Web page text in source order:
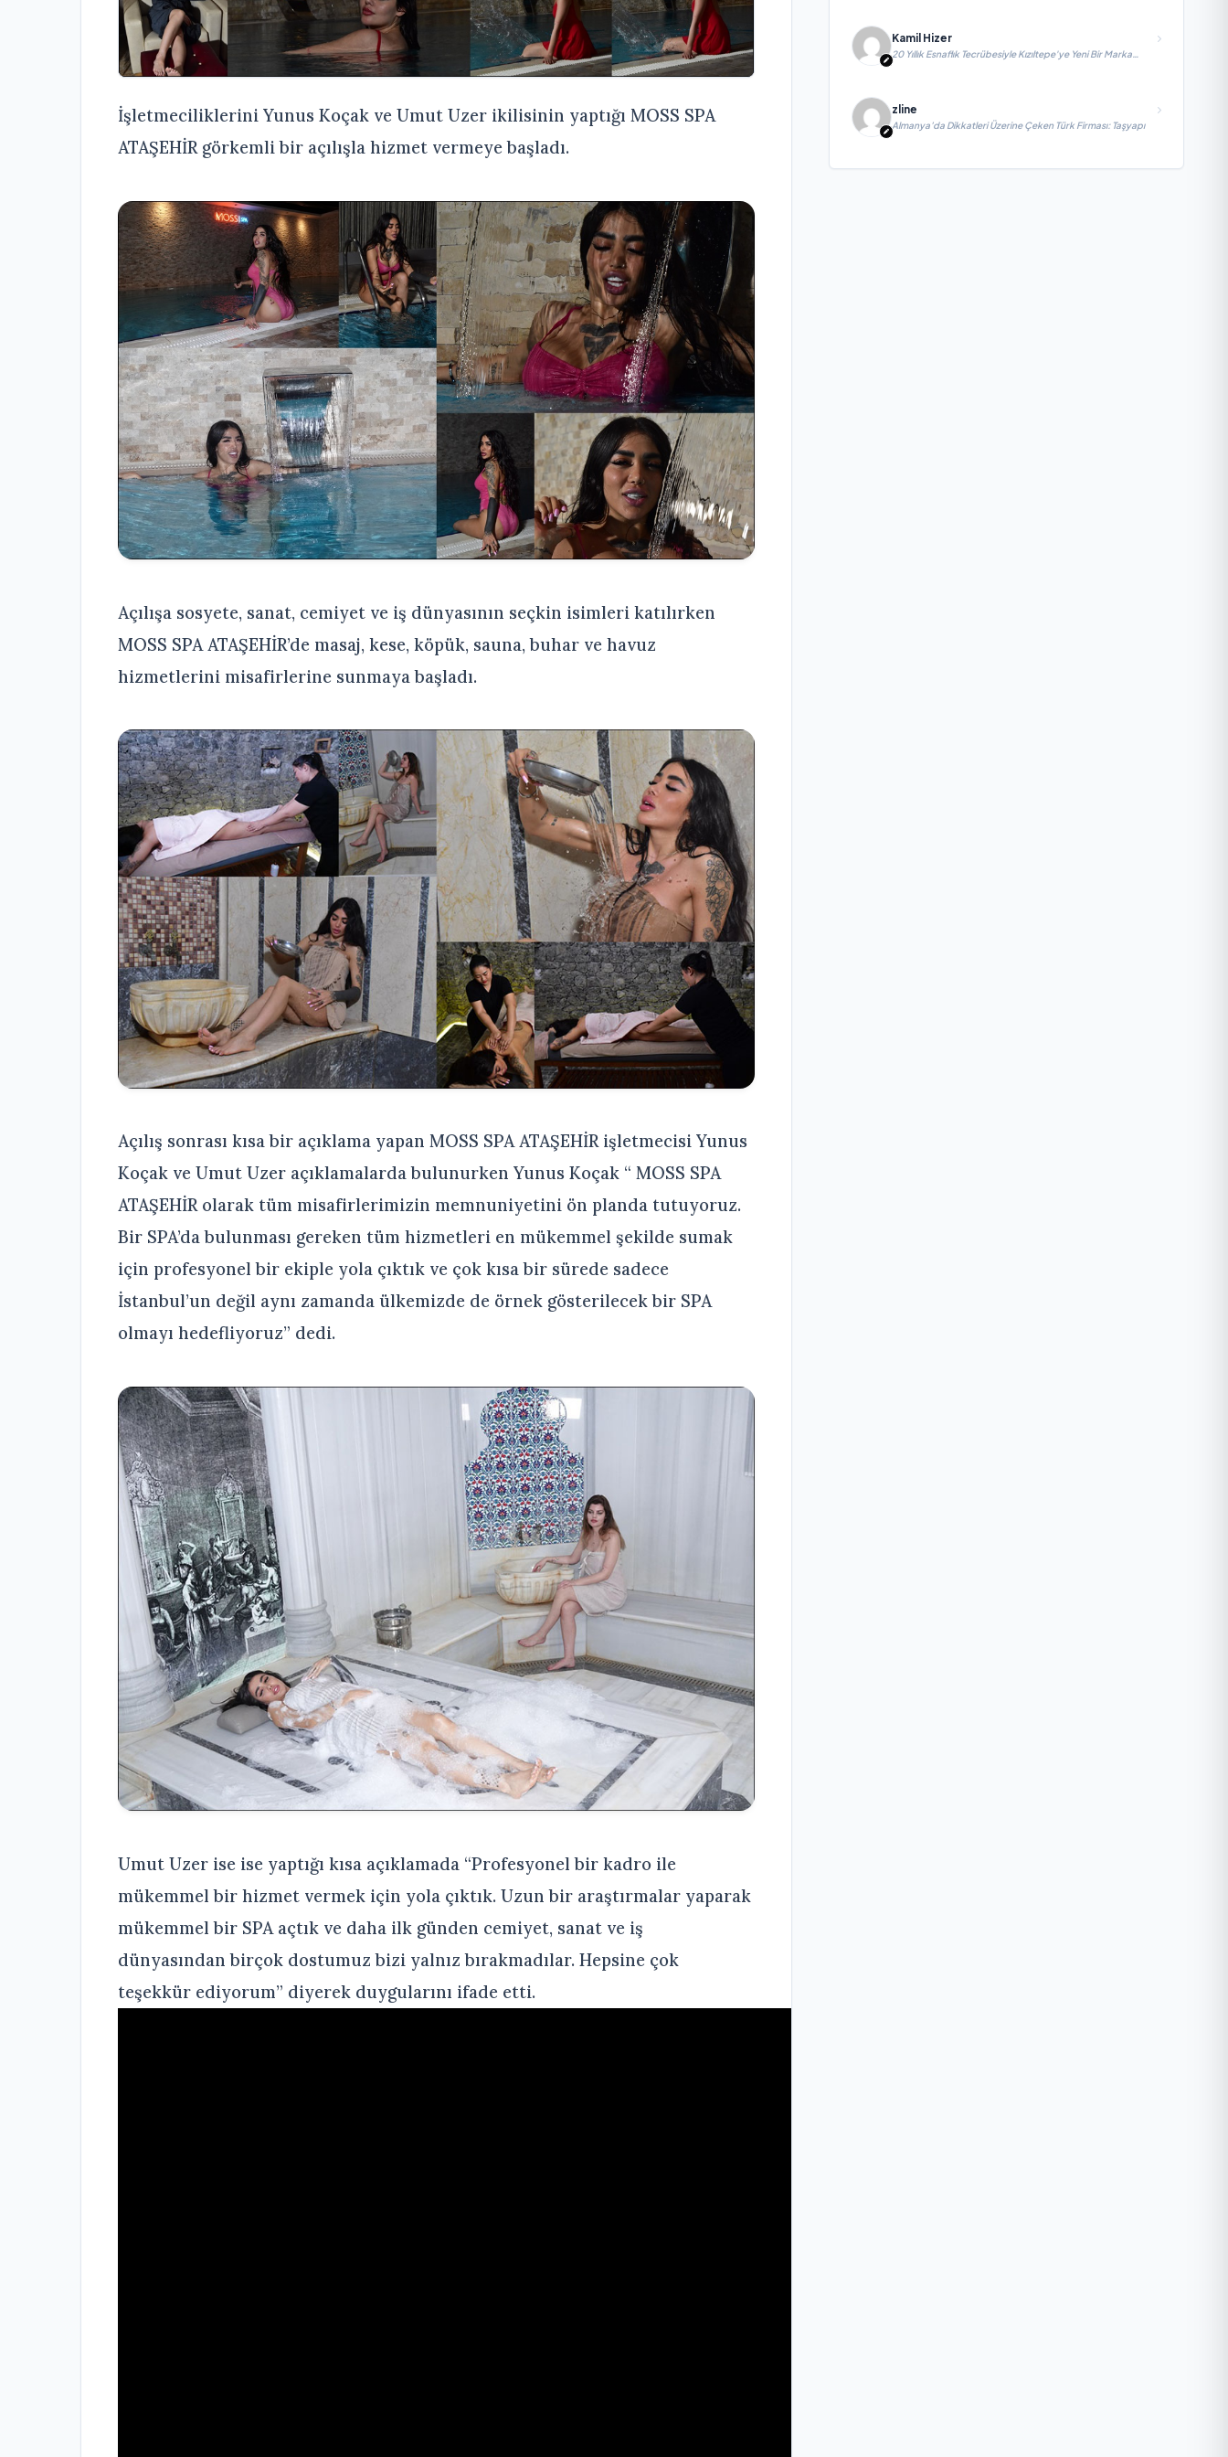
İşletmeciliklerini Yunus Koçak ve Umut Uzer ikilisinin yaptığı MOSS SPA
ATAŞEHİR görkemli bir açılışla hizmet vermeye başladı.
Açılışa sosyete, sanat, cemiyet ve iş dünyasının seçkin isimleri katılırken
MOSS SPA ATAŞEHİR’de masaj, kese, köpük, sauna, buhar ve havuz
hizmetlerini misafirlerine sunmaya başladı.
Açılış sonrası kısa bir açıklama yapan MOSS SPA ATAŞEHİR işletmecisi Yunus
Koçak ve Umut Uzer açıklamalarda bulunurken Yunus Koçak “ MOSS SPA
ATAŞEHİR olarak tüm misafirlerimizin memnuniyetini ön planda tutuyoruz.
Bir SPA’da bulunması gereken tüm hizmetleri en mükemmel şekilde sumak
için profesyonel bir ekiple yola çıktık ve çok kısa bir sürede sadece
İstanbul’un değil aynı zamanda ülkemizde de örnek gösterilecek bir SPA
olmayı hedefliyoruz” dedi.
Umut Uzer ise ise yaptığı kısa açıklamada “Profesyonel bir kadro ile
mükemmel bir hizmet vermek için yola çıktık. Uzun bir araştırmalar yaparak
mükemmel bir SPA açtık ve daha ilk günden cemiyet, sanat ve iş
dünyasından birçok dostumuz bizi yalnız bırakmadılar. Hepsine çok
teşekkür ediyorum” diyerek duygularını ifade etti.
Kamil Hizer
20 Yıllık Esnaflık Tecrübesiyle Kızıltepe'ye Yeni Bir Marka
Kazandırdı
zline
Almanya’da Dikkatleri Üzerine Çeken Türk Firması: Taşyapı